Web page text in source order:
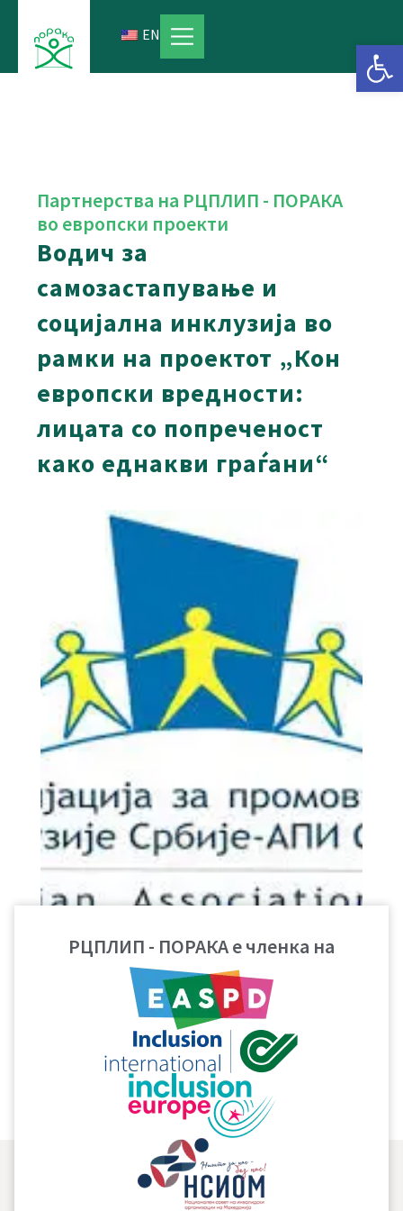
content
EN
Партнерства на РЦПЛИП - ПОРАКА
во европски проекти
Водич за
самозастапување и
социјална инклузија во
рамки на проектот „Кон
европски вредности:
лицата со попреченост
како еднакви граѓани“
Водичот за самозастапување и социјална инклузија,
кој е подготвен во рамки на проектот „Кон европски
вредности: лицата со попреченост како еднакви
граѓани“ можете да го погледнете на српски јазик на
Vodič za samozastupanje i socijalnu inkluziju
РЦПЛИП - ПОРАКА е членка на